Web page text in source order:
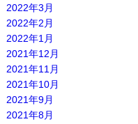
2022年3月
2022年2月
2022年1月
2021年12月
2021年11月
2021年10月
2021年9月
2021年8月